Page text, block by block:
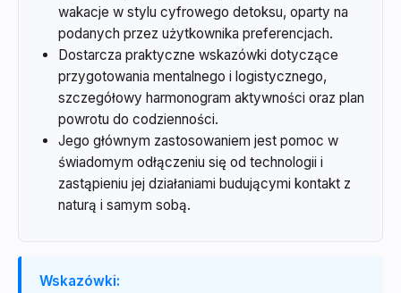
wakacje w stylu cyfrowego detoksu, oparty na
podanych przez użytkownika preferencjach.
Dostarcza praktyczne wskazówki dotyczące
przygotowania mentalnego i logistycznego,
szczegółowy harmonogram aktywności oraz plan
powrotu do codzienności.
Jego głównym zastosowaniem jest pomoc w
świadomym odłączeniu się od technologii i
zastąpieniu jej działaniami budującymi kontakt z
naturą i samym sobą.
Wskazówki: